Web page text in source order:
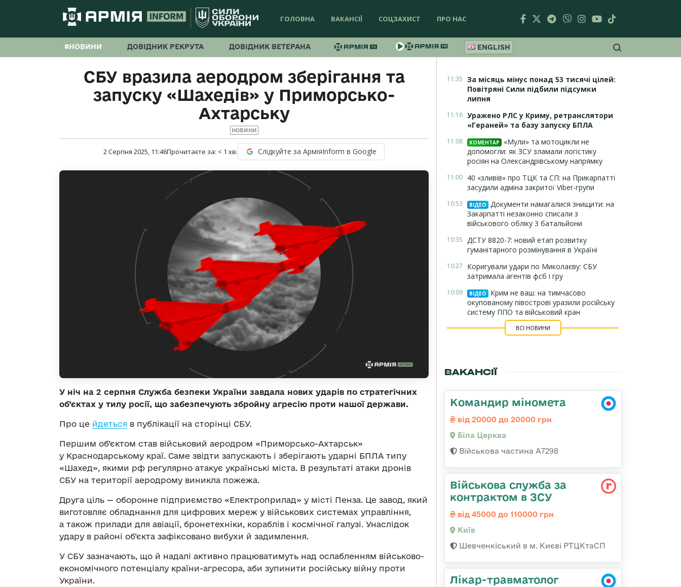
ГОЛОВНА ВАКАНСІЇ СОЦЗАХИСТ ПРО НАС
#НОВИНИ ДОВІДНИК РЕКРУТА ДОВІДНИК ВЕТЕРАНА ENGLISH
СБУ вразила аеродром зберігання та
запуску «Шахедів» у Приморсько-
Ахтарську
НОВИНИ
2 Серпня 2025, 11:46Прочитаєте за: < 1 хв. Слідкуйте за АрміяInform в Google
У ніч на 2 серпня Служба безпеки України завдала нових ударів по стратегічних
об’єктах у тилу росії, що забезпечують збройну агресію проти нашої держави.
Про це йдеться в публікації на сторінці СБУ.
Першим об’єктом став військовий аеродром «Приморсько-Ахтарськ»
у Краснодарському краї. Саме звідти запускають і зберігають ударні БПЛА типу
«Шахед», якими рф регулярно атакує українські міста. В результаті атаки дронів
СБУ на території аеродрому виникла пожежа.
Друга ціль — оборонне підприємство «Електроприлад» у місті Пенза. Це завод, який
виготовляє обладнання для цифрових мереж у військових системах управління,
а також прилади для авіації, бронетехніки, кораблів і космічної галузі. Унаслідок
удару в районі об’єкта зафіксовано вибухи й задимлення.
У СБУ зазначають, що й надалі активно працюватимуть над ослабленням військово-
економічного потенціалу країни-агресора, аби зупинити російську війну проти
України.
11:35 За місяць мінус понад 53 тисячі цілей:
Повітряні Сили підбили підсумки
липня
11:16 Уражено РЛС у Криму, ретранслятори
«Гераней» та базу запуску БПЛА
11:08 КОМЕНТАР
«Мули» та мотоцикли не
допомогли: як ЗСУ зламали логістику
росіян на Олександрівському напрямку
11:00 40 «зливів» про ТЦК та СП: на Прикарпатті
засудили адміна закритої Viber-групи
10:53 ВІДЕО
Документи намагалися знищити: на
Закарпатті незаконно списали з
військового обліку 3 батальйони
10:35 ДСТУ 8820-7: новий етап розвитку
гуманітарного розмінування в Україні
10:27
Коригували удари по Миколаєву: СБУ
затримала агентів фсб і гру
10:09 ВІДЕО
Крим не ваш: на тимчасово
окупованому півострові уразили російську
систему ППО та військовий кран
ВСІ НОВИНИ
ВАКАНСІЇ
Командир міномета
від 20000 до 20000 грн
Біла Церква
Військова частина А7298
Військова служба за
контрактом в ЗСУ
від 45000 до 110000 грн
Київ
Шевченкіський в м. Києві РТЦКтаСП
Лікар-травматолог